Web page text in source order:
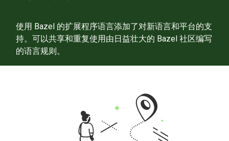
使用 Bazel 的扩展程序语言添加了对新语言和平台的支
持。可以共享和重复使用由日益壮大的 Bazel 社区编写
的语言规则。